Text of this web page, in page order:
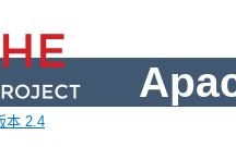
本 2.4